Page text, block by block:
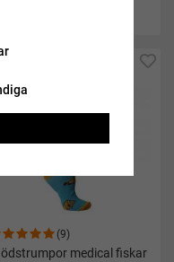
(9)
medical fiskar